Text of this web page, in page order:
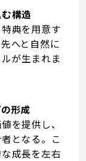
構造
典を用意す
へと自然に
が生まれま
形成
を提供し、
となる。こ
成長を左右